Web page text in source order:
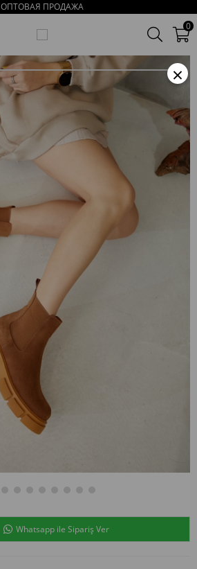
ОПТОВАЯ ПРОДАЖА
0
Мелоди Женские Табачные Замшевые Ботинки
Whatsapp ile Sipariş Ver
×